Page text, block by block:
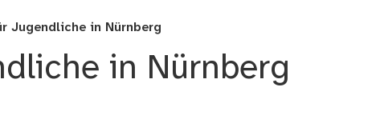
Jugendliche in Nürnberg
in Nürnberg